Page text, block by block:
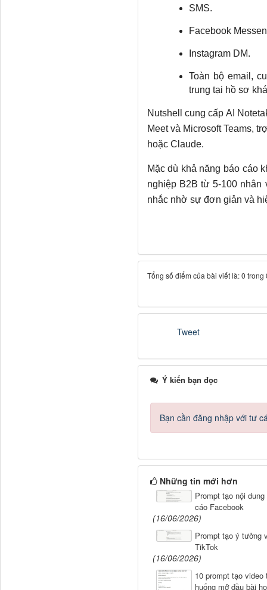
SMS.
Facebook
Instagram DM.
Toàn bộ email,
trung tại hồ sơ
Nutshell cung cấp AI
Meet và Microsoft Teams,
hoặc Claude.
Mặc dù khả năng báo cáo
nghiệp B2B từ 5-100 nhân
nhắc nhờ sự đơn giản và
Tổng số điểm của bài viết là: 0 trong
Tweet
Ý kiến bạn đọc
Bạn cần đăng nhập với tư
Những tin mới hơn
Prompt tạo nội dung
cáo Facebook
(16/06/2026)
Prompt tạo ý tưởng
TikTok
(16/06/2026)
10 prompt tạo video
huống mở đầu bài